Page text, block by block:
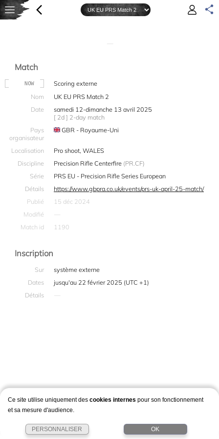
—
Match
NOW
Scoring externe
Nom
UK EU PRS Match 2
Date
samedi 12-dimanche 13 avril 2025
[ 2d ] 2-day match
Pays
organisateur
GBR - Royaume-Uni
Localisation
Pro shoot, WALES
Discipline
Precision Rifle Centerfire (PR.CF)
Série
PRS EU - Precision Rifle Series European
Détails
https://www.gbpra.co.uk/events/prs-uk-april-25-match/
Publié
15 déc 2024
Modifié
—
Match id
1190
Inscription
Sur
système externe
Dates
jusqu'au 22 février 2025 (UTC +1)
Détails
—
Ce site utilise uniquement des cookies internes pour son fonctionnement
et sa mesure d'audience.
PERSONNALISER OK